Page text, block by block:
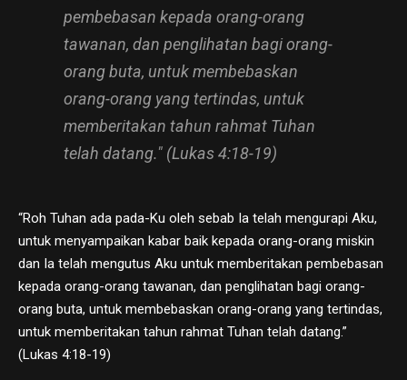
pembebasan kepada orang-orang
tawanan, dan penglihatan bagi orang-
orang buta, untuk membebaskan
orang-orang yang tertindas, untuk
memberitakan tahun rahmat Tuhan
telah datang." (Lukas 4:18-19)
“Roh Tuhan ada pada-Ku oleh sebab Ia telah mengurapi Aku,
untuk menyampaikan kabar baik kepada orang-orang miskin
dan Ia telah mengutus Aku untuk memberitakan pembebasan
kepada orang-orang tawanan, dan penglihatan bagi orang-
orang buta, untuk membebaskan orang-orang yang tertindas,
untuk memberitakan tahun rahmat Tuhan telah datang.”
(Lukas 4:18-19)